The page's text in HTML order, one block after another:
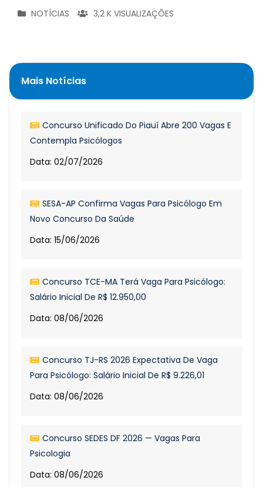
NOTÍCIAS 3,2 K VISUALIZAÇÕES
Mais Notícias
Concurso Unificado Do Piauí Abre 200 Vagas E
Contempla Psicólogos
Data: 02/07/2026
SESA-AP Confirma Vagas Para Psicólogo Em
Novo Concurso Da Saúde
Data: 15/06/2026
Concurso TCE-MA Terá Vaga Para Psicólogo:
Salário Inicial De R$ 12.950,00
Data: 08/06/2026
Concurso TJ-RS 2026 Expectativa De Vaga
Para Psicólogo: Salário Inicial De R$ 9.226,01
Data: 08/06/2026
Concurso SEDES DF 2026 — Vagas Para
Psicologia
Data: 08/06/2026